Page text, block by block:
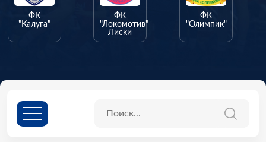
ФК
"Калуга"
ФК
"Локомотив"
Лиски
ФК
"Олимпик"